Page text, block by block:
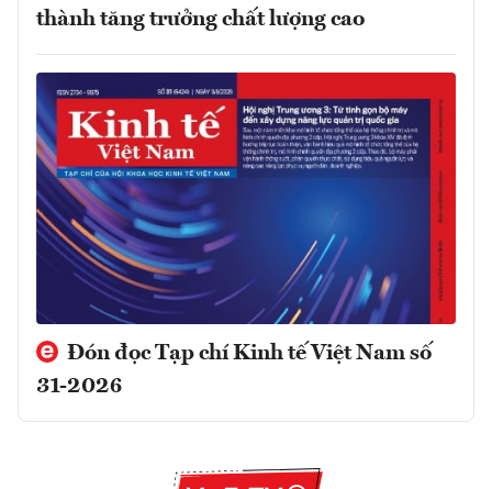
thành tăng trưởng chất lượng cao
Đón đọc Tạp chí Kinh tế Việt Nam số
31-2026